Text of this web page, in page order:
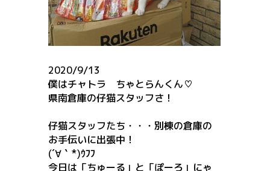
2020/9/13
僕はチャトラ ちゃとらんくん♡
県南倉庫の仔猫スタッフさ！
仔猫スタッフたち・・・別棟の倉庫の
お手伝いに出張中！
(´∀｀*)ｳﾌﾌ
今日は「ちゅーる」と「ぽーろ」にゃ